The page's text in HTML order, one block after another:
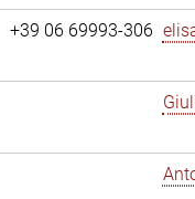
+39 06 69993-306